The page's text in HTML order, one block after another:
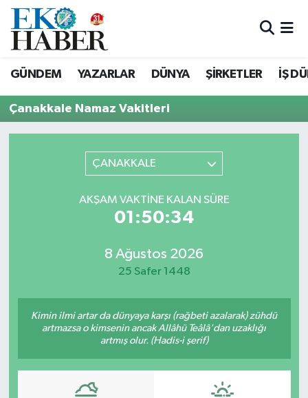
GÜNDEM YAZARLAR DÜNYA ŞİRKETLER İŞ
Çanakkale Namaz Vakitleri
ÇANAKKALE
AKŞAM VAKTINE KALAN SÜRE
01:50:34
8 Ağustos 2026
25 Safer 1448
Kimin ilmi artar da dünyaya karşı (rağbeti azalarak) zühdü
artmazsa o kimsenin ancak Allâhü Teâlâ'dan uzaklığı
artmış olur. (Hadis-i şerif)
Hava Durumu
Süper Lig Puan Durumu ve Fikstür
Tüm Manşetler
Son Dakika Haberleri